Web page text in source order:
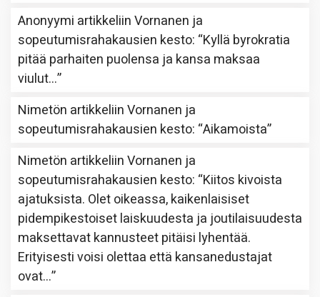
Anonyymi artikkeliinVornanen ja
sopeutumisrahakausien kesto: “Kyllä byrokratia
pitää parhaiten puolensa ja kansa maksaa
viulut…”
Nimetön artikkeliinVornanen ja
sopeutumisrahakausien kesto: “Aikamoista”
Nimetön artikkeliinVornanen ja
sopeutumisrahakausien kesto: “Kiitos kivoista
ajatuksista. Olet oikeassa, kaikenlaisiset
pidempikestoiset laiskuudesta ja joutilaisuudesta
maksettavat kannusteet pitäisi lyhentää.
Erityisesti voisi olettaa että kansanedustajat
ovat…”